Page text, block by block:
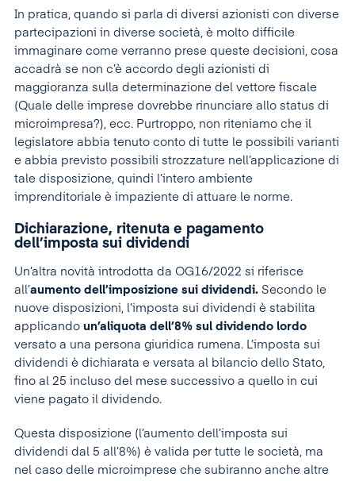
In pratica, quando si parla di diversi azionisti con diverse
partecipazioni in diverse società, è molto difficile
immaginare come verranno prese queste decisioni, cosa
accadrà se non c’è accordo degli azionisti di
maggioranza sulla determinazione del vettore fiscale
(Quale delle imprese dovrebbe rinunciare allo status di
microimpresa?), ecc. Purtroppo, non riteniamo che il
legislatore abbia tenuto conto di tutte le possibili varianti
e abbia previsto possibili strozzature nell’applicazione di
tale disposizione, quindi l’intero ambiente
imprenditoriale è impaziente di attuare le norme.
Dichiarazione, ritenuta e pagamento
dell’imposta sui dividendi
Un’altra novità introdotta da OG16/2022 si riferisce
all’aumento dell’imposizione sui dividendi. Secondo le
nuove disposizioni, l’imposta sui dividendi è stabilita
applicando un’aliquota dell’8% sul dividendo lordo
versato a una persona giuridica rumena. L’imposta sui
dividendi è dichiarata e versata al bilancio dello Stato,
fino al 25 incluso del mese successivo a quello in cui
viene pagato il dividendo.
Questa disposizione (l’aumento dell’imposta sui
dividendi dal 5 all’8%) è valida per tutte le società, ma
nel caso delle microimprese che subiranno anche altre